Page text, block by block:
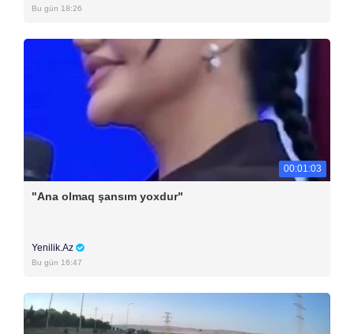
Bu gün 18:26
00:01:03
"Ana olmaq şansım yoxdur"
Yenilik.Az
Bu gün 16:47